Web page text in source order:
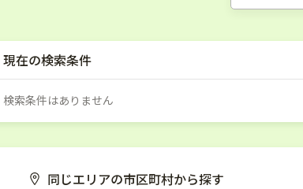
現在の検索条件
検索条件はありません
同じエリアの市区町村から探す